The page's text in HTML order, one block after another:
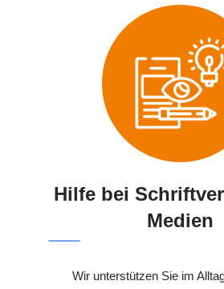
Hilfe bei
Medien
Wir unterstützen Sie im